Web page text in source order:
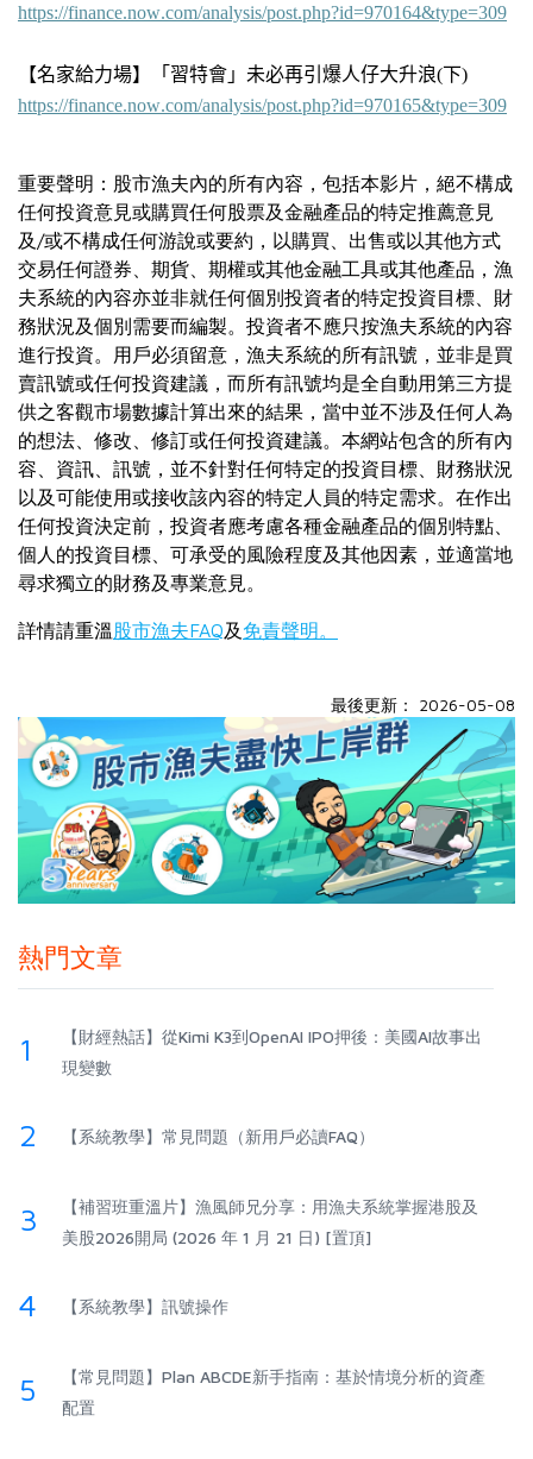
https://finance.now.com/analysis/post.php?id=970164&type=309
【名家給力場】「習特會」未必再引爆人仔大升浪(下)
https://finance.now.com/analysis/post.php?id=970165&type=309
重要聲明：股市漁夫內的所有內容，包括本影片，絕不構成
任何投資意見或購買任何股票及金融產品的特定推薦意見
及/或不構成任何游說或要約，以購買、出售或以其他方式
交易任何證券、期貨、期權或其他金融工具或其他產品，漁
夫系統的內容亦並非就任何個別投資者的特定投資目標、財
務狀況及個別需要而編製。投資者不應只按漁夫系統的內容
進行投資。用戶必須留意，漁夫系統的所有訊號，並非是買
賣訊號或任何投資建議，而所有訊號均是全自動用第三方提
供之客觀市場數據計算出來的結果，當中並不涉及任何人為
的想法、修改、修訂或任何投資建議。本網站包含的所有內
容、資訊、訊號，並不針對任何特定的投資目標、財務狀況
以及可能使用或接收該內容的特定人員的特定需求。在作出
任何投資決定前，投資者應考慮各種金融產品的個別特點、
個人的投資目標、可承受的風險程度及其他因素，並適當地
尋求獨立的財務及專業意見。
詳情請重溫 股市漁夫FAQ及 免責聲明。
最後更新： 2026-05-08
熱門文章
1
【財經熱話】從Kimi K3到OpenAI IPO押後：美國AI故事出
現變數
2 【系統教學】常見問題（新用戶必讀FAQ）
3
【補習班重溫片】漁風師兄分享：用漁夫系統掌握港股及
美股2026開局 (2026 年 1 月 21 日) [置頂]
4 【系統教學】訊號操作
5
【常見問題】Plan ABCDE新手指南：基於情境分析的資產
配置